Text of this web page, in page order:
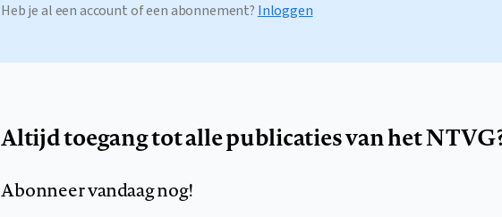
Heb je al een account of een abonnement? Inloggen
Altijd toegang tot alle publicaties van het
Abonneer vandaag nog!